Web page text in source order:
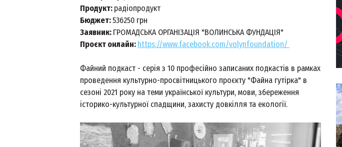
Продукт: радіопродукт
Бюджет:536250 грн
Заявник: ГРОМАДСЬКА ОРГАНІЗАЦІЯ "ВОЛИНСЬКА ФУНДАЦІЯ"
Проєкт онлайн: https://www.facebook.com/volynfoundation/
Файний подкаст - серія з 10 професійно записаних подкастів в рамках
проведення культурно-просвітницького проєкту "Файна гутірка" в
сезоні 2021 року на теми української культури, мови, збереження
історико-культурної спадщини, захисту довкілля та екології.